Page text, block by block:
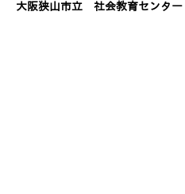
大阪狭山市立 社会教育センター